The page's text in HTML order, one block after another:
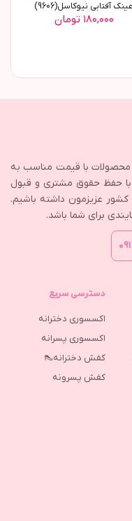
عينک آفتابي نيوکاسل(9606)
۱۸۰,۰۰۰ تومان
محصولات با قیمت مناسب به
با حفظ حقوق مشتری و قبول
عزیزمون داشته باشیم.
برای شما باشد.
دسترسی سریع
اکسسوری دخترانه
اکسسوری پسرانه
کفش دخترانه👠
كفش پسرونه